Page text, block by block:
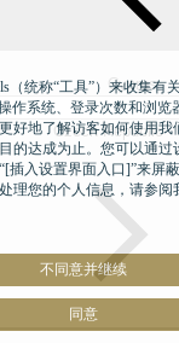
Cyprus
Czech Republic
（统称“工具”）来收集有
作系统、登录次数和浏览
好地了解访客如何使用我
的达成为止。您可以通过
插入设置界面入口]”来屏
理您的个人信息，请参
不同意并继续
同意